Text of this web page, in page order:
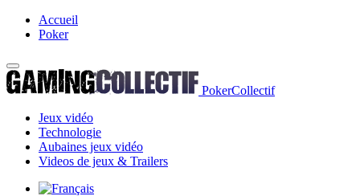
Accueil
Poker
PokerCollectif
Jeux vidéo
Technologie
Aubaines jeux vidéo
Videos de jeux & Trailers